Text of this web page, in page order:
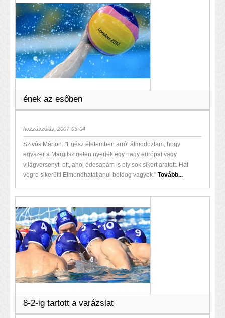
ének az esőben
hozzászólás, 2007-03-04
Szivós Márton: "Egész életemben arról álmodoztam, hogy
egyszer a Margitszigeten nyerjek egy nagy európai vagy
világversenyt, ott, ahol édesapám is oly sok sikert aratott. Hát
végre sikerült! Elmondhatatlanul boldog vagyok." Tovább...
8-2-ig tartott a varázslat